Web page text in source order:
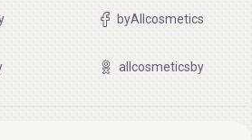
byAllcosmetics
allcosmeticsby